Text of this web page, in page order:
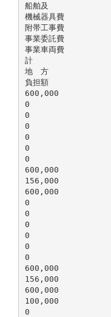
船舶及
機械器具費
附帯工事費
事業委託費
事業車両費
計
地 方
負担額
600,000
0
0
0
0
0
0
600,000
156,000
600,000
0
0
0
0
0
0
600,000
156,000
600,000
100,000
0